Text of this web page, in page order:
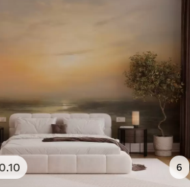
.10 6